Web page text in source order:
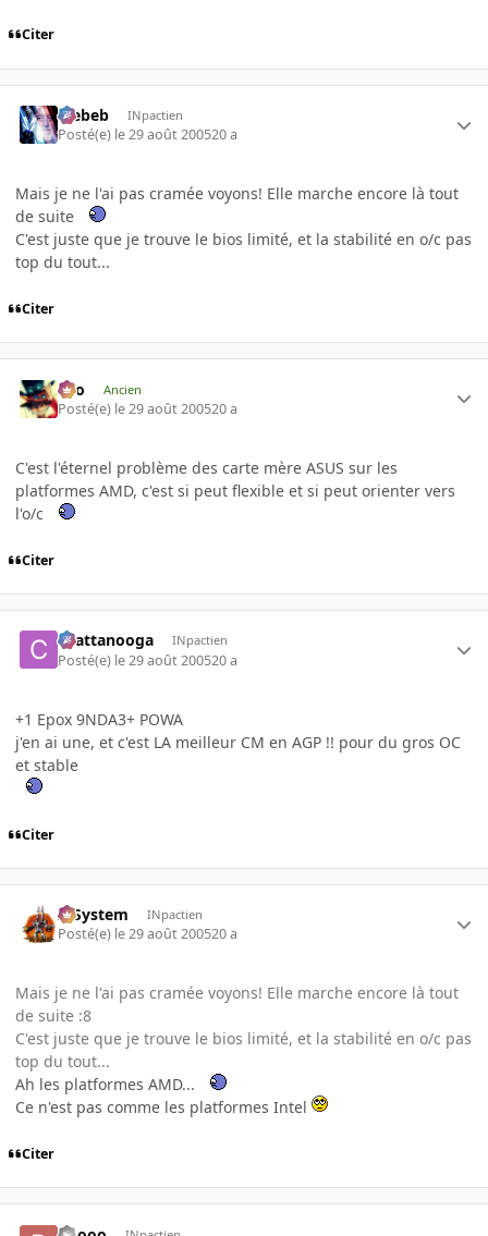
Citer
Trebeb INpactien
Posté(e) le 29 août 200520 a
Mais je ne l'ai pas cramée voyons! Elle marche encore là tout
de suite
C'est juste que je trouve le bios limité, et la stabilité en o/c pas
top du tout...
Citer
eYo Ancien
Posté(e) le 29 août 200520 a
C'est l'éternel problème des carte mère ASUS sur les
platformes AMD, c'est si peut flexible et si peut orienter vers
l'o/c
Citer
chattanooga INpactien
Posté(e) le 29 août 200520 a
+1 Epox 9NDA3+ POWA
j'en ai une, et c'est LA meilleur CM en AGP !! pour du gros OC
et stable
Citer
X-System INpactien
Posté(e) le 29 août 200520 a
Mais je ne l'ai pas cramée voyons! Elle marche encore là tout
de suite :8
C'est juste que je trouve le bios limité, et la stabilité en o/c pas
top du tout...
Ah les platformes AMD...
Ce n'est pas comme les platformes Intel
Citer